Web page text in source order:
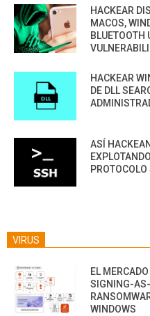
HACKEAR
MACOS,
BLUETOOTH
HACKEAR
DE DLL
ASÍ
PROTOCOLO
VIRUS
EL
SIGNING-AS-
WINDOWS